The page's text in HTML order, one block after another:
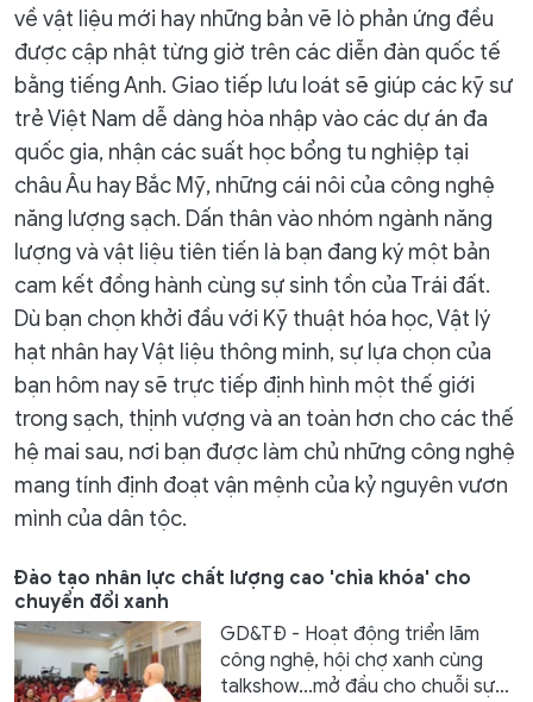
về vật liệu mới hay những bản vẽ lò phản ứng đều
được cập nhật từng giờ trên các diễn đàn quốc tế
bằng tiếng Anh. Giao tiếp lưu loát sẽ giúp các kỹ sư
trẻ Việt Nam dễ dàng hòa nhập vào các dự án đa
quốc gia, nhận các suất học bổng tu nghiệp tại
châu Âu hay Bắc Mỹ, những cái nôi của công nghệ
năng lượng sạch. Dấn thân vào nhóm ngành năng
lượng và vật liệu tiên tiến là bạn đang ký một bản
cam kết đồng hành cùng sự sinh tồn của Trái đất.
Dù bạn chọn khởi đầu với Kỹ thuật hóa học, Vật lý
hạt nhân hay Vật liệu thông minh, sự lựa chọn của
bạn hôm nay sẽ trực tiếp định hình một thế giới
trong sạch, thịnh vượng và an toàn hơn cho các thế
hệ mai sau, nơi bạn được làm chủ những công nghệ
mang tính định đoạt vận mệnh của kỷ nguyên vươn
mình của dân tộc.
Đào tạo nhân lực chất lượng cao 'chìa khóa' cho
chuyển đổi xanh
GD&TĐ - Hoạt động triển lãm
công nghệ, hội chợ xanh cùng
talkshow...mở đầu cho chuỗi sự...